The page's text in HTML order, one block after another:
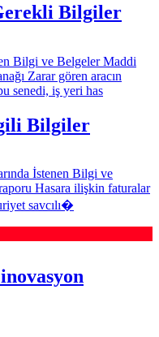
Bilgiler
Bilgi ve Belgeler Maddi
Zarar gören aracın
senedi, iş yeri has
Bilgiler
İstenen Bilgi ve
Hasara ilişkin faturalar
savcılı�